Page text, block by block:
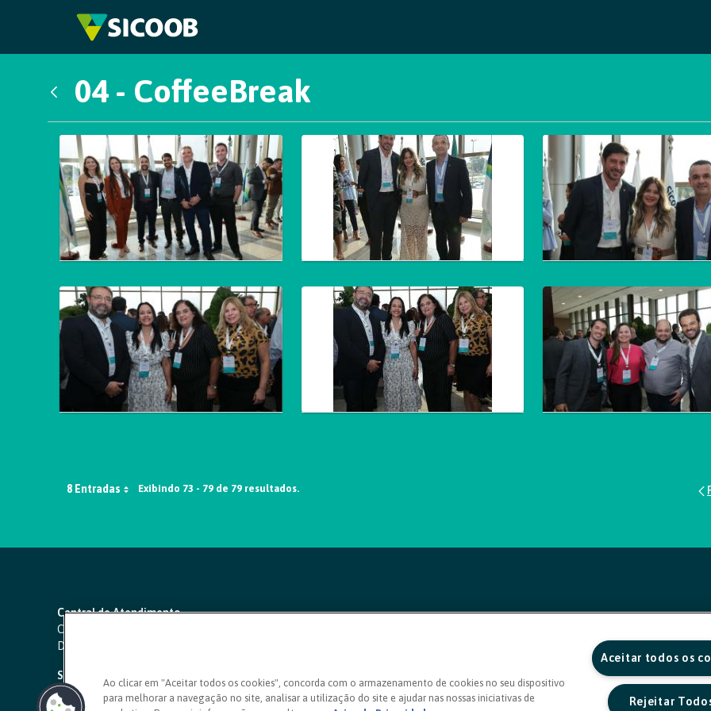
Pular para o Conteúdo principal
04 - CoffeeBreak
Galeria de Mídias
8 Entradas Exibindo 73 - 79 de 79 resultados.
Central de Atendimento
Capitais e regiões metropolitanas:
Demais localidades:
SAC 24 horas
Ouvidoria
Ao clicar em "Aceitar todos os cookies", concorda com o armazenamento de cookies no seu dispositivo
para melhorar a navegação no site, analisar a utilização do site e ajudar nas nossas iniciativas de
Aceitar todos os
Rejeitar